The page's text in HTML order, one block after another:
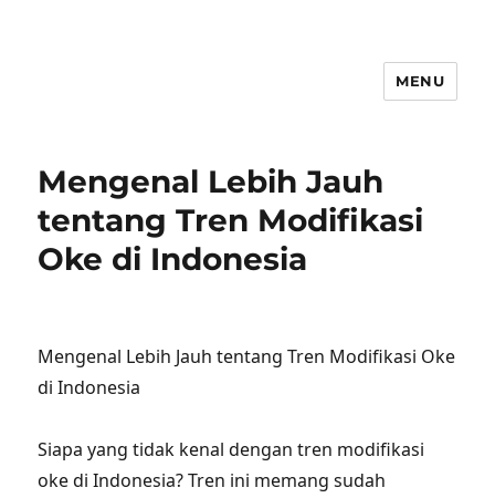
MENU
Mengenal Lebih Jauh
tentang Tren Modifikasi
Oke di Indonesia
Mengenal Lebih Jauh tentang Tren Modifikasi Oke
di Indonesia
Siapa yang tidak kenal dengan tren modifikasi
oke di Indonesia? Tren ini memang sudah